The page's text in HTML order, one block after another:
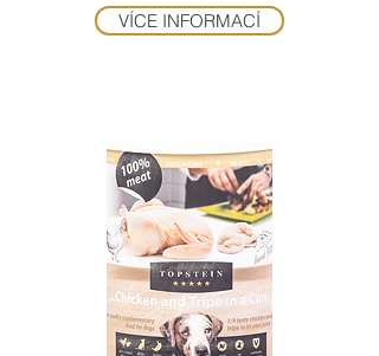
VÍCE INFORMACÍ